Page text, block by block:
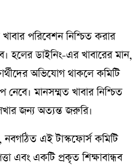
পরিবেশন নিশ্চিত করার
হলের ডাইনিং-এর খাবারের মান,
অভিযোগ থাকলে কমিটি
মানসম্মত খাবার নিশ্চিত
জন্য অত্যন্ত জরুরি।
নবগঠিত এই টাস্কফোর্স কমিটি
এবং একটি প্রকৃত শিক্ষাবান্ধব